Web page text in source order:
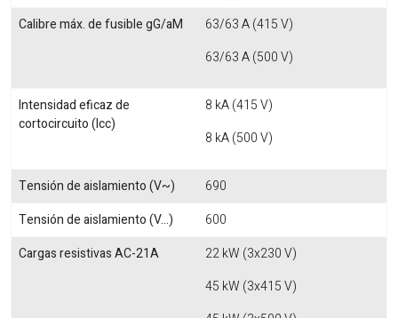
Calibre máx. de fusible gG/aM
63/63 A (415 V)
63/63 A (500 V)
Intensidad eficaz de
cortocircuito (Icc)
8 kA (415 V)
8 kA (500 V)
Tensión de aislamiento (V~)
690
Tensión de aislamiento (V...)
600
Cargas resistivas AC-21A
22 kW (3x230 V)
45 kW (3x415 V)